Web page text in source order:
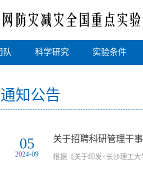
队 科学研究 实验条件
通知公告
05
2024-09
关于招聘科研管理干
根据《关于印发<长沙理工